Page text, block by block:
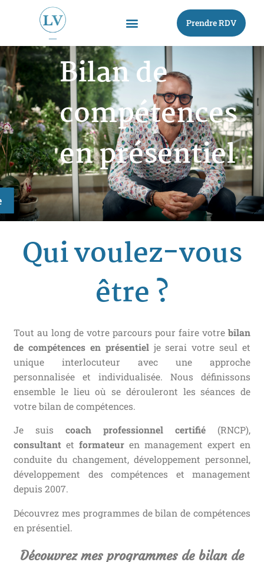
Prendre RDV
Bilan de
compétences
en présentiel
Qui voulez-vous
être ?
Tout au long de votre parcours pour faire votre bilan
de compétences en présentielje serai votre seul et
unique interlocuteur avec une approche
personnalisée et individualisée. Nous définissons
ensemble le lieu où se dérouleront les séances de
votre bilan de compétences.
Je suis coach professionnel certifié (RNCP),
consultant et formateur en management expert en
conduite du changement, développement personnel,
développement des compétences et management
depuis 2007.
Découvrez mes programmes de bilan de compétences
en présentiel.
Découvrez mes programmes de bilan de